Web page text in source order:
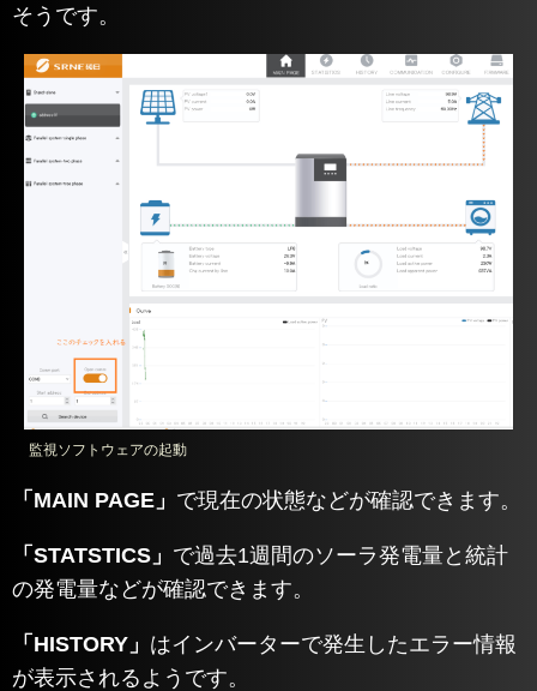
そうです。
監視ソフトウェアの起動
「MAIN PAGE」 で現在の状態などが確認できます。
「STATSTICS」 で過去1週間のソーラ発電量と統計
の発電量などが確認できます。
「HISTORY」 はインバーターで発生したエラー情報
が表示されるようです。